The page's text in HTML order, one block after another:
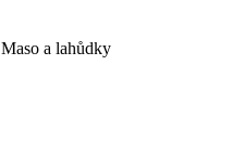
Maso a lahůdky